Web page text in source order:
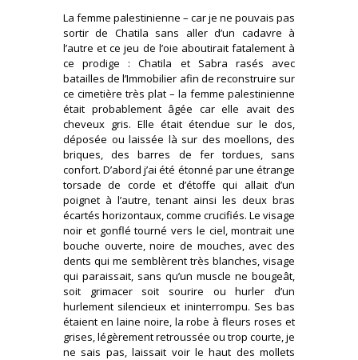
La femme palestinienne – car je ne pouvais pas
sortir de Chatila sans aller d’un cadavre à
l’autre et ce jeu de l’oie aboutirait fatalement à
ce prodige : Chatila et Sabra rasés avec
batailles de l’Immobilier afin de reconstruire sur
ce cimetière très plat – la femme palestinienne
était probablement âgée car elle avait des
cheveux gris. Elle était étendue sur le dos,
déposée ou laissée là sur des moellons, des
briques, des barres de fer tordues, sans
confort. D’abord j’ai été étonné par une étrange
torsade de corde et d’étoffe qui allait d’un
poignet à l’autre, tenant ainsi les deux bras
écartés horizontaux, comme crucifiés. Le visage
noir et gonflé tourné vers le ciel, montrait une
bouche ouverte, noire de mouches, avec des
dents qui me semblèrent très blanches, visage
qui paraissait, sans qu’un muscle ne bougeât,
soit grimacer soit sourire ou hurler d’un
hurlement silencieux et ininterrompu. Ses bas
étaient en laine noire, la robe à fleurs roses et
grises, légèrement retroussée ou trop courte, je
ne sais pas, laissait voir le haut des mollets